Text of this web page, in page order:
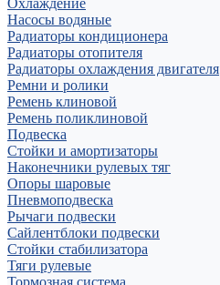
Охлаждение
Насосы водяные
Радиаторы кондиционера
Радиаторы отопителя
Радиаторы охлаждения двигателя
Ремни и ролики
Ремень клиновой
Ремень поликлиновой
Подвеска
Стойки и амортизаторы
Наконечники рулевых тяг
Опоры шаровые
Пневмоподвеска
Рычаги подвески
Сайлентблоки подвески
Стойки стабилизатора
Тяги рулевые
Тормозная система